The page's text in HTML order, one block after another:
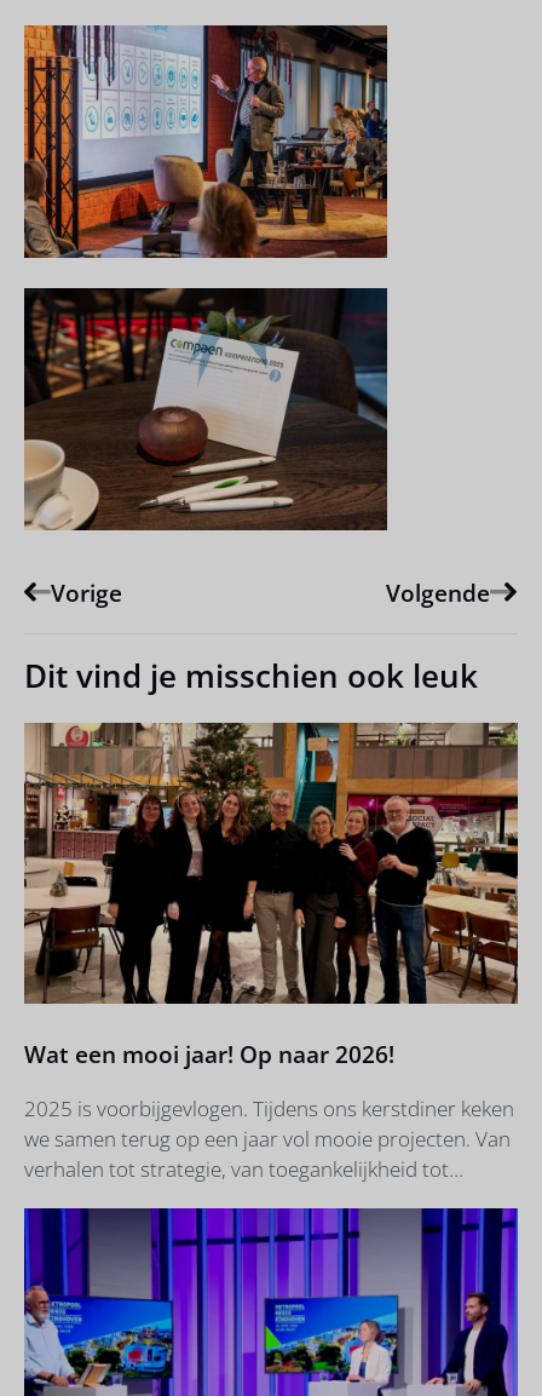
Vorige Volgende
Dit vind je misschien ook leuk
Wat een mooi jaar! Op naar 2026!
2025 is voorbijgevlogen. Tijdens ons kerstdiner keken
we samen terug op een jaar vol mooie projecten. Van
verhalen tot strategie, van toegankelijkheid tot
hoogtepunten. Ingrid: ‘Voor Stichting
Bedrijventerreinen Helmond schreef ik
magazineartikelen. Ik kreeg een kijkje in de keukens
van Bronneberg, REGBAT, Reynaers Aluminium,
Modexpress en Acushnet. Toen voelde ik echt:
Helmond ís de stad van de makers.’ Jorgen ‘Voor Beck